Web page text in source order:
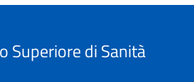
Superiore di Sanità